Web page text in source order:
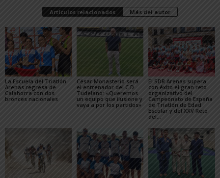
Artículos relacionados Más del autor
La Escuela del Triatlón
Arenas regresa de
Calahorra con dos
bronces nacionales
César Monasterio será
el entrenador del C.D.
Tudelano: «Queremos
un equipo que ilusione y
vaya a por los partidos»
El SDR Arenas supera
con éxito el gran reto
organizativo del
Campeonato de España
de Triatlón de Edad
Escolar y del XXV Reto
del...